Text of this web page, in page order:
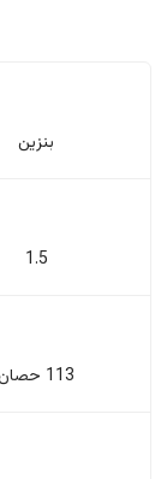
بنزين
1.5
113 حصان